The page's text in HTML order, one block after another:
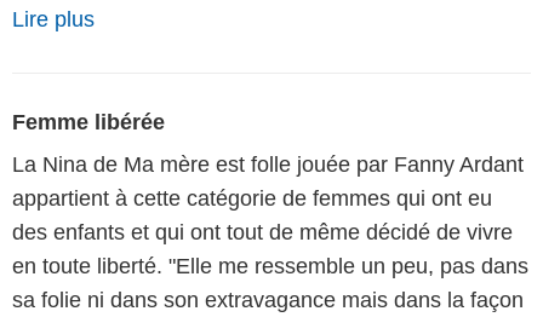
Lire plus
Femme libérée
La Nina de Ma mère est folle jouée par Fanny Ardant
appartient à cette catégorie de femmes qui ont eu
des enfants et qui ont tout de même décidé de vivre
en toute liberté. "Elle me ressemble un peu, pas dans
sa folie ni dans son extravagance mais dans la façon